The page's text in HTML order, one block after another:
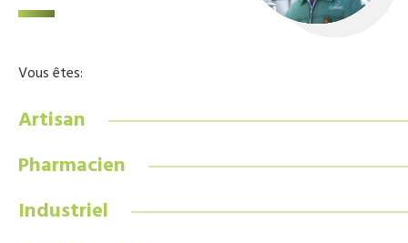
Vous êtes:
Artisan
Pharmacien
Industriel